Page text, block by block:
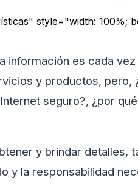
style="width: 100%;
información es cada
y productos, pero,
seguro?, ¿por
y brindar detalles,
y la responsabilidad